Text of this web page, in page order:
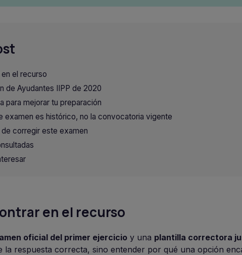
el recurso
de Ayudantes IIPP de 2020
para mejorar tu preparación
examen es histórico, no la convocatoria vigente
corregir este examen
en el recurso
oficial del primer ejercicio y una plantilla correctora
la respuesta correcta, sino entender por qué una opción